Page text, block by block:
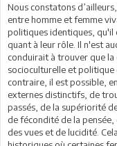
Nous constatons
entre homme et femme
politiques identiques, qu'il
quant à leur rôle. Il n'est
conduirait à trouver que la
socioculturelle et politique
contraire, il est possible,
externes distinctifs, de
passés, de la supériorité
de fécondité de la
des vues et de lucidité.